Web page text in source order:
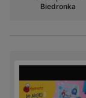
Biedronka